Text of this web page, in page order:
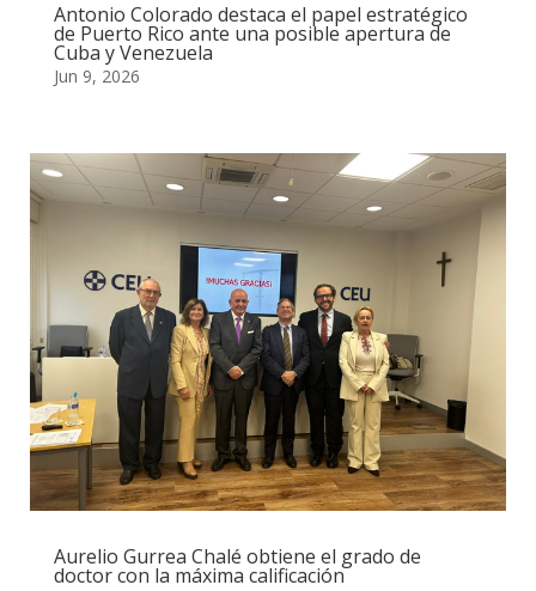
Antonio Colorado destaca el papel estratégico
de Puerto Rico ante una posible apertura de
Cuba y Venezuela
Jun 9, 2026
Aurelio Gurrea Chalé obtiene el grado de
doctor con la máxima calificación